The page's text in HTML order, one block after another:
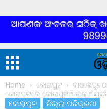
Home କୋରାପୁଟ
କୋରାପୁଟରେ କୋରାପୁଟିଆଙ୍କୁ
କୋରାପୁଟ ଜିଲ୍ଲା ପରିକ୍ରମା